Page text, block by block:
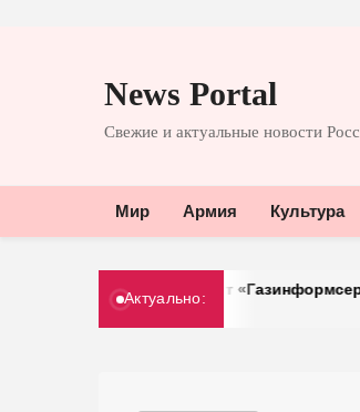
News Portal
Свежие и актуальные новости
Мир Армия Культура
Актуально:
от «Газинформсервис»